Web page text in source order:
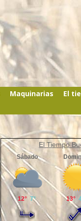
Maquinarias El
El Tiempo